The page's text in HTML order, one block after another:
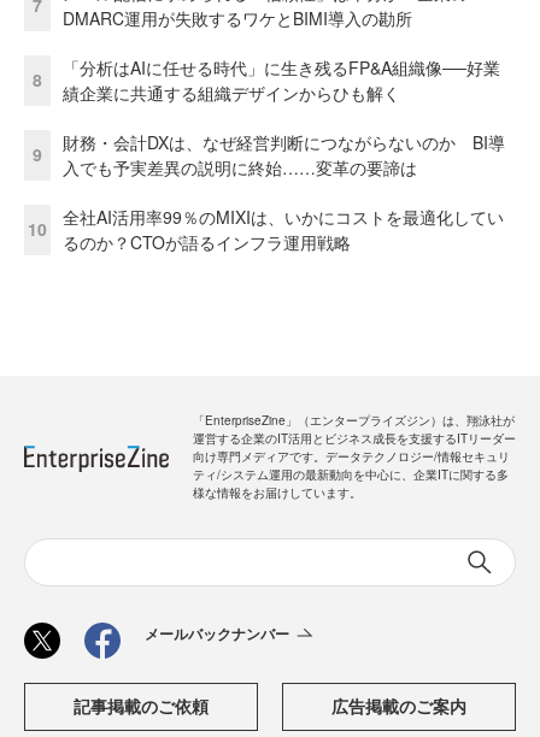
7
DMARC運用が失敗するワケとBIMI導入の勘所
8
「分析はAIに任せる時代」に生き残るFP&A組織像──好業
績企業に共通する組織デザインからひも解く
9
財務・会計DXは、なぜ経営判断につながらないのか BI導
入でも予実差異の説明に終始……変革の要諦は
10
全社AI活用率99％のMIXIは、いかにコストを最適化してい
るのか？CTOが語るインフラ運用戦略
「EnterpriseZine」（エンタープライズジン）は、翔泳社が
運営する企業のIT活用とビジネス成長を支援するITリーダー
向け専門メディアです。データテクノロジー/情報セキュリ
ティ/システム運用の最新動向を中心に、企業ITに関する多
様な情報をお届けしています。
メールバックナンバー
記事掲載のご依頼 広告掲載のご案内